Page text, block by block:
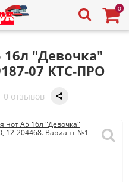
0
16л "Девочка"
07 КТС-ПРО
0 отзывов